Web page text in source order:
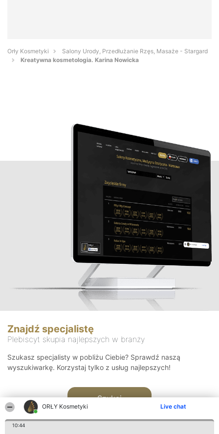
ORŁY Kosmetyki Live chat
10:44
Orły Kosmetyki
Salony Urody, Przedłużanie Rzęs, Masaże - Stargard
Kreatywna kosmetologia. Karina Nowicka
Znajdź specjalistę
Plebiscyt skupia najlepszych w branży
Szukasz specjalisty w pobliżu Ciebie? Sprawdź naszą
wyszukiwarkę. Korzystaj tylko z usług najlepszych!
Szukaj